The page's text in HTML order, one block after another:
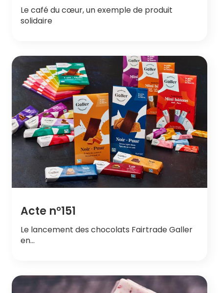
Le café du cœur, un exemple de produit
solidaire
Acte n°151
Le lancement des chocolats Fairtrade Galler
en…